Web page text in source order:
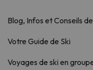
Blog, Infos et Conseils
Votre Guide de Ski
Voyages de ski en